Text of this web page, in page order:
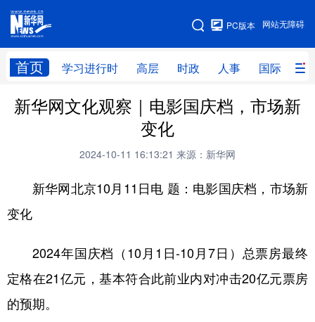
网站无障碍
PC版本
首页 学习进行时 高层 时政 人事 国际 财
网站地图
学习进行时 高层 时政 人事
科技 科创 量子 体育
访谈 视频 图片 政务
法律 中央文件 金融 汽车
食品
新华网文化观察｜电影国庆档，市场新
变化
2024-10-11 16:13:21 来源：新华网
新华网北京10月11日电 题：电影国庆档，市场新
变化
2024年国庆档（10月1日-10月7日）总票房最终
定格在21亿元，基本符合此前业内对冲击20亿元票房
的预期。